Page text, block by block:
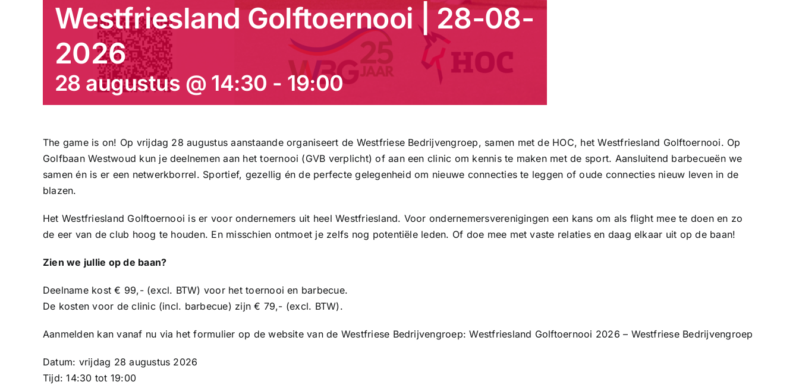
Westfriesland Golftoernooi | 28-08-
2026
28 augustus @ 14:30 - 19:00
The game is on! Op vrijdag 28 augustus aanstaande organiseert de Westfriese Bedrijvengroep, samen met de HOC, het Westfriesland Golftoernooi. Op
Golfbaan Westwoud kun je deelnemen aan het toernooi (GVB verplicht) of aan een clinic om kennis te maken met de sport. Aansluitend barbecueën we
samen én is er een netwerkborrel. Sportief, gezellig én de perfecte gelegenheid om nieuwe connecties te leggen of oude connecties nieuw leven in de
blazen.
Het Westfriesland Golftoernooi is er voor ondernemers uit heel Westfriesland. Voor ondernemersverenigingen een kans om als flight mee te doen en zo
de eer van de club hoog te houden. En misschien ontmoet je zelfs nog potentiële leden. Of doe mee met vaste relaties en daag elkaar uit op de baan!
Zien we jullie op de baan?
Deelname kost € 99,- (excl. BTW) voor het toernooi en barbecue.
De kosten voor de clinic (incl. barbecue) zijn € 79,- (excl. BTW).
Aanmelden kan vanaf nu via het formulier op de website van de Westfriese Bedrijvengroep:Westfriesland Golftoernooi 2026 – Westfriese Bedrijvengroep
Datum: vrijdag 28 augustus 2026
Tijd: 14:30 tot 19:00